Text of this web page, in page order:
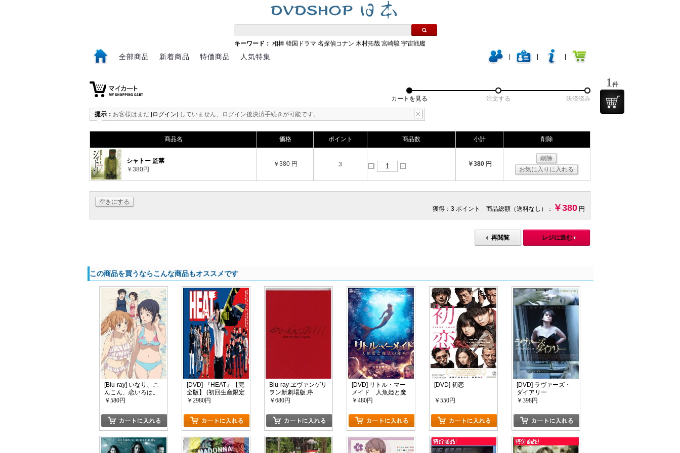
キーワード： 相棒 韓国ドラマ 名探偵コナン 木村拓哉 宮崎駿 宇宙戦艦
全部商品 新着商品 特価商品 人気特集
カートを見る 注文する 決済済み
提示： お客様はまだ [ログイン] していません、ログイン後決済手続きが可能です。
商品名 価格 ポイント 商品数 小計 削除
シャトー 監禁
￥380円
￥380 円 3 ￥380 円
削除
お気に入りに入れる
空きにする
獲得：3 ポイント 商品総額（送料なし）：
￥380 円
再閲覧 レジに進む
この商品を買うならこんな商品もオススメです
[Blu-ray] いなり、こ
んこん、恋いろは。
第3巻
￥580円
[DVD] 『HEAT』【完
全版】 (初回生産限定
版)
￥2980円
Blu-ray ヱヴァンゲリ
ヲン新劇場版:序
(EVANGELION:1.11)
￥680円
[DVD] リトル・マー
メイド 人魚姫と魔
法の秘密
￥480円
[DVD] 初恋
￥550円
[DVD] ラヴァーズ・
ダイアリー
￥398円
1 件
1